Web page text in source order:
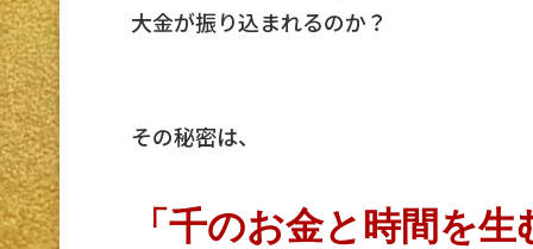
大金が振り込まれるのか？
その秘密は、
「千のお金と時間を